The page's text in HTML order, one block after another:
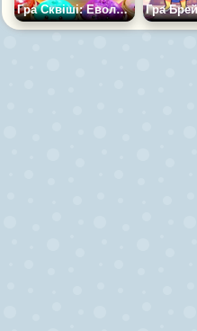
Гра Сквіші: Еволюція Пельменів